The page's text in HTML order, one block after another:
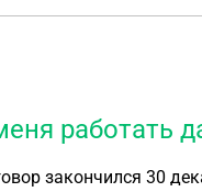
работать
закончился 30